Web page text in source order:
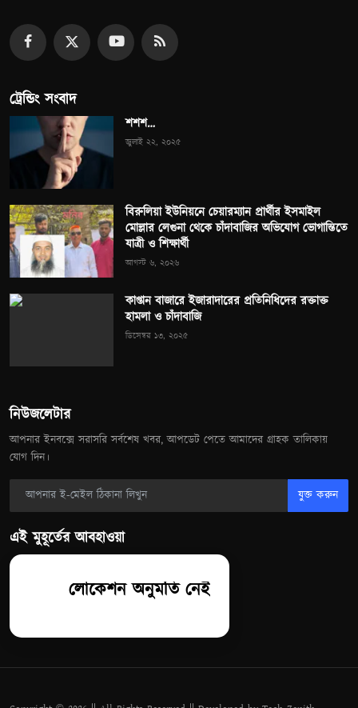
ট্রেন্ডিং সংবাদ
শশশ…
জুলাই ২২, ২০২৫
বিরুলিয়া ইউনিয়নে চেয়ারম্যান প্রার্থীর ইসমাইল
মোল্লার লেগুনা থেকে চাঁদাবাজির অভিযোগ ভোগান্তিতে
যাত্রী ও শিক্ষার্থী
আগস্ট ৬, ২০২৬
কাপ্তান বাজারে ইজারাদারের প্রতিনিধিদের রক্তাক্ত
হামলা ও চাঁদাবাজি
ডিসেম্বর ১৩, ২০২৫
নিউজলেটার
আপনার ইনবক্সে সরাসরি সর্বশেষ খবর, আপডেট পেতে আমাদের গ্রাহক তালিকায়
যোগ দিন।
যুক্ত করুন
এই মুহূর্তের আবহাওয়া
লোকেশন অনুমতি নেই